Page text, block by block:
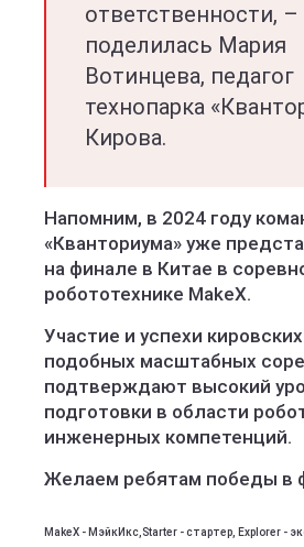
ответственности, –
поделилась Мария
Вотинцева, педагог
технопарка
Кирова.
Напомним, в 2024 году
«Кванториума» уже
на финале в Китае в
робототехнике MakeX.
Участие и успехи
подобных масштабных
подтверждают высокий
подготовки в области
инженерных компетенций.
Желаем ребятам победы в
MakeX - МэйкИкс,Starter - стартер, Explorer -